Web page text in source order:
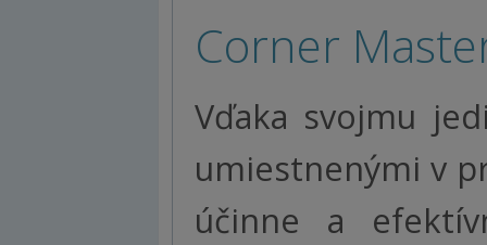
Corner
Vďaka svojmu
umiestnenými v
účinne a